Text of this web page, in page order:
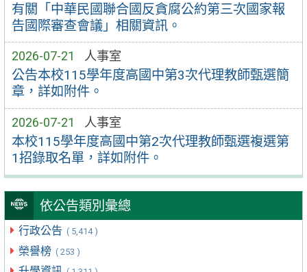
有關「中華民國聯合國反貪腐公約第三次國家報
告國際審查會議」相關資訊。
2026-07-21 人事室
公告本校115學年度高國中第3次代理教師甄選簡
章，詳如附件。
2026-07-21 人事室
本校115學年度高國中第2次代理教師甄選複選第
1招錄取名單，詳如附件。
依公告類別彙總
行政公告 ( 5,414 )
榮譽榜 ( 253 )